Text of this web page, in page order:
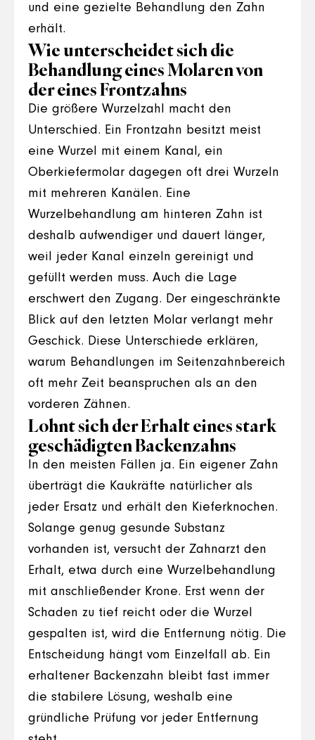
und eine gezielte Behandlung den Zahn
erhält.
Wie unterscheidet sich die
Behandlung eines Molaren von
der eines Frontzahns
Die größere Wurzelzahl macht den
Unterschied. Ein Frontzahn besitzt meist
eine Wurzel mit einem Kanal, ein
Oberkiefermolar dagegen oft drei Wurzeln
mit mehreren Kanälen. Eine
Wurzelbehandlung am hinteren Zahn ist
deshalb aufwendiger und dauert länger,
weil jeder Kanal einzeln gereinigt und
gefüllt werden muss. Auch die Lage
erschwert den Zugang. Der eingeschränkte
Blick auf den letzten Molar verlangt mehr
Geschick. Diese Unterschiede erklären,
warum Behandlungen im Seitenzahnbereich
oft mehr Zeit beanspruchen als an den
vorderen Zähnen.
Lohnt sich der Erhalt eines stark
geschädigten Backenzahns
In den meisten Fällen ja. Ein eigener Zahn
überträgt die Kaukräfte natürlicher als
jeder Ersatz und erhält den Kieferknochen.
Solange genug gesunde Substanz
vorhanden ist, versucht der Zahnarzt den
Erhalt, etwa durch eine Wurzelbehandlung
mit anschließender Krone. Erst wenn der
Schaden zu tief reicht oder die Wurzel
gespalten ist, wird die Entfernung nötig. Die
Entscheidung hängt vom Einzelfall ab. Ein
erhaltener Backenzahn bleibt fast immer
die stabilere Lösung, weshalb eine
gründliche Prüfung vor jeder Entfernung